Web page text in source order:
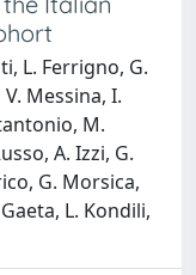
L. Ferrigno, G.
Messina, I.
M.
A. Izzi, G.
G. Morsica,
L. Kondili,